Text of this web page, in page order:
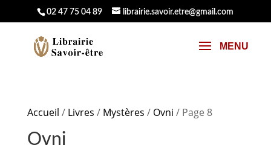
02 47 75 04 89 librairie.savoir.etre@gmail.com
Accueil / Livres / Mystères / Ovni / Page 8
Ovni